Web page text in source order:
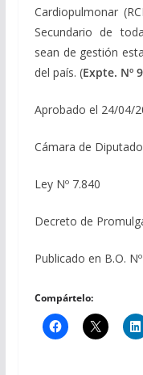
Cardiopulmonar
Secundario de
sean de gestión
del país. (Expte. Nº
Aprobado el 24/04/
Cámara de
Ley Nº 7.840
Decreto de
Publicado en B.O.
Compártelo: